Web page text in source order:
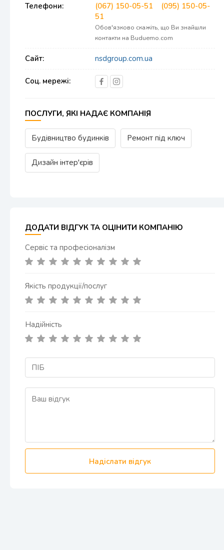
Телефони: (067) 150-05-51
(095) 150-05-
51
Обов'язково скажіть, що Ви знайшли
контакти на Buduemo.com
Сайт: nsdgroup.com.ua
Соц. мережі:
ПОСЛУГИ, ЯКІ НАДАЄ КОМПАНІЯ
Будівництво будинків Ремонт під ключ
Дизайн інтер'єрів
ДОДАТИ ВІДГУК ТА ОЦІНИТИ КОМПАНІЮ
Сервіс та професіоналізм
Якість продукції/послуг
Надійність
Надіслати відгук